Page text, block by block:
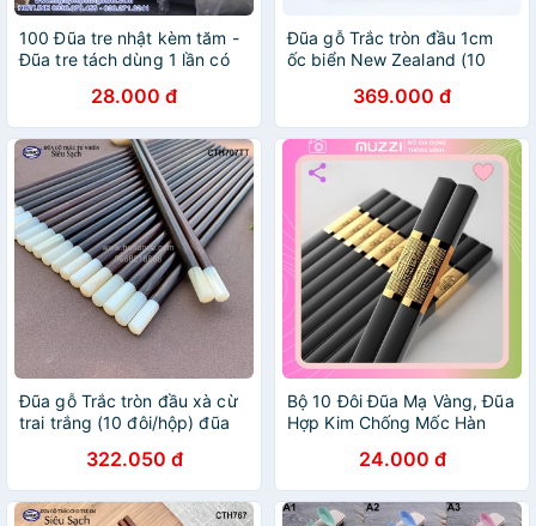
100 Đũa tre nhật kèm tăm -
Đũa tre tách dùng 1 lần có
28.000 đ
Đũa gỗ Trắc tròn đầu 1cm
ốc biển New Zealand (10
369.000 đ
Đũa gỗ Trắc tròn đầu xà cừ
trai trắng (10 đôi/hộp) đũa
HAHANCO322.050 đ
Bộ 10 Đôi Đũa Mạ Vàng, Đũa
Hợp Kim Chống Mốc Hàn
24.000 đ